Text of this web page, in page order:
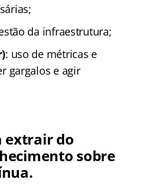
da infraestrutura;
: uso de métricas e
gargalos e agir
extrair do
sobre